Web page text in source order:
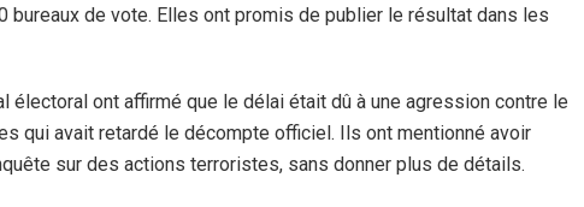
bureaux de vote. Elles ont promis de publier le résultat dans les
électoral ont affirmé que le délai était dû à une agression contre le
qui avait retardé le décompte officiel. Ils ont mentionné avoir
sur des actions terroristes, sans donner plus de détails.